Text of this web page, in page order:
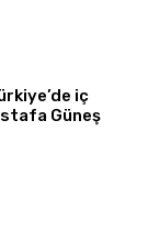
iç
Güneş